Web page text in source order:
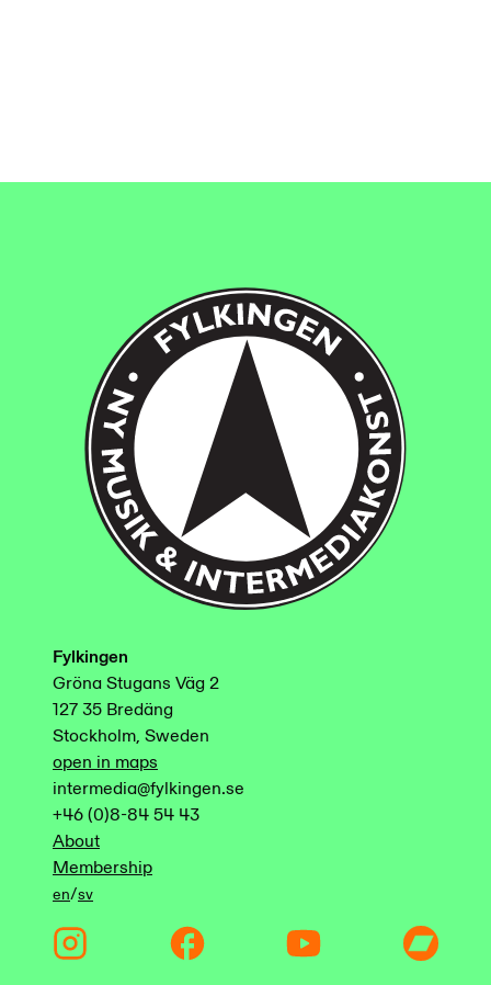
Fylkingen
Gröna Stugans Väg 2
127 35 Bredäng
Stockholm, Sweden
open in maps
intermedia@fylkingen.se
+46 (0)8-84 54 43
About
Membership
en/sv